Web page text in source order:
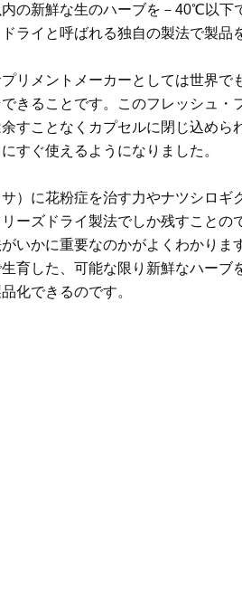
の新鮮な生のハーブを－40℃以下
ライと呼ばれる独自の製法で製品
リメントメーカーとしては世界
きることです。このフレッシュ
すことなくカプセルに閉じ込め
すぐ使えるようになりました。
）に花粉症を治す力やナツシロ
ーズドライ製法でしか残すこと
いかに重要なのかがよくわかりま
育した、可能な限り新鮮なハー
化できるのです。